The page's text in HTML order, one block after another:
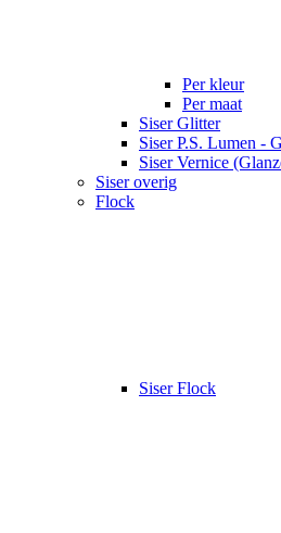
Per kleur
Per maat
Siser Glitter
Siser P.S. Lumen -
Siser Vernice
Siser overig
Flock
Siser Flock